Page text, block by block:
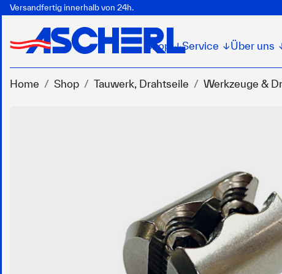
Versandfertig innerhalb von 24h.
Shop ↓Service ↓Über uns
Home Shop Tauwerk, Drahtseile Werkzeuge &